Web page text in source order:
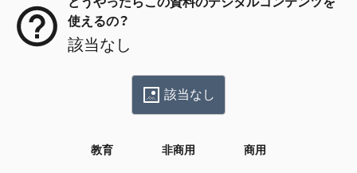
使えるの？
該当なし
該当なし
教育 非商用 商用